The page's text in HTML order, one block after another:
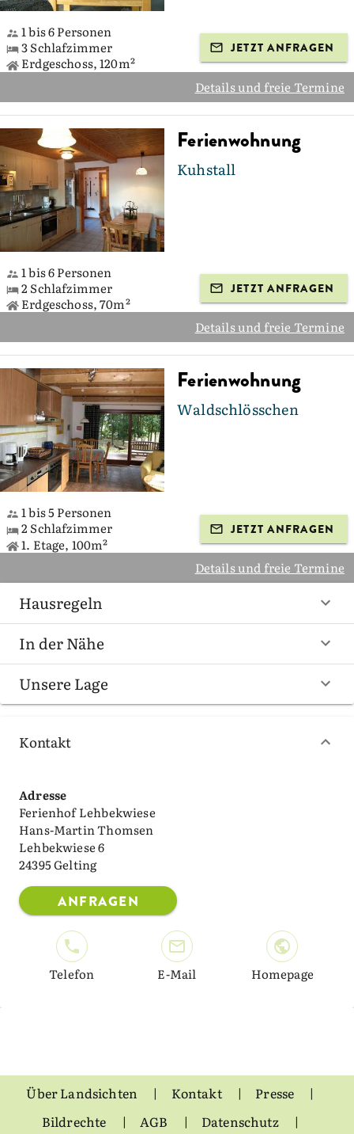
1 bis 6 Personen
3 Schlafzimmer
Erdgeschoss, 120m²
JETZT ANFRAGEN
Details und freie Termine
Ferienwohnung
Kuhstall
1 bis 6 Personen
2 Schlafzimmer
Erdgeschoss, 70m²
JETZT ANFRAGEN
Details und freie Termine
Ferienwohnung
Waldschlösschen
1 bis 5 Personen
2 Schlafzimmer
1. Etage, 100m²
JETZT ANFRAGEN
Details und freie Termine
Hausregeln
In der Nähe
Unsere Lage
Kontakt
Adresse
Ferienhof Lehbekwiese
Hans-Martin Thomsen
Lehbekwiese 6
24395 Gelting
ANFRAGEN
Telefon E-Mail Homepage
Über Landsichten Kontakt
Presse
Bildrechte
AGB Datenschutz